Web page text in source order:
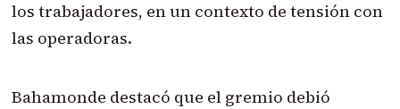
los trabajadores, en un contexto de tensión con
las operadoras.
Bahamonde destacó que el gremio debió